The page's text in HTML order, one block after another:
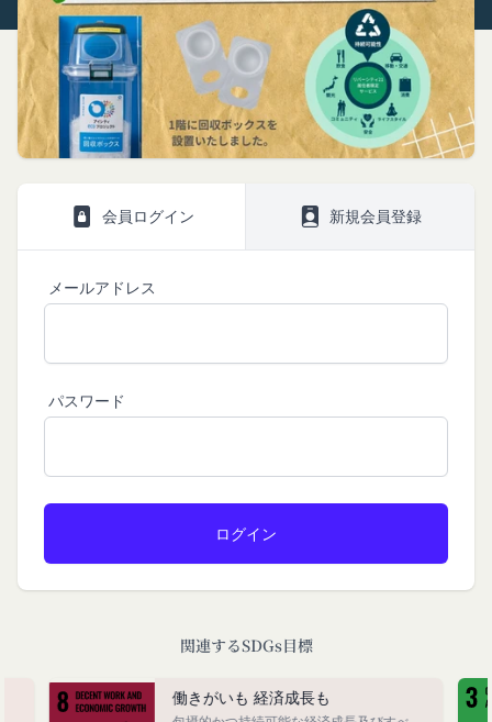
会員ログイン 新規会員登録
メールアドレス
パスワード
関連するSDGs目標
働きがいも 経済成長も
プライバシーポリシー
は、当社が運営する各サービスにおいて、個人情報
の保護に関する法律、その他関連する法令等を遵守
かりした情報を取り扱い、正確性および機密性の保
当社が取得する情報および取得方法
お客様から直接取得する情報
氏名、生年月日、性別、職業等プロフィールに関す
アカウントへのアクセス者の本人確認に必要なパス
入力フォームその他当社が定める方法を通じてお客
様が入力または送信する情報
利用規約
サイトサービス（以下「本サービス」といいま
す。）のご利用規約（以下「本規約」といいま
本サービスをご利用される方は、ご登録される前に
第1条（定義）
本規約において、次の各号に掲げる用語の意義は、
当該各号に定めるところによるものとします。
当社が提供するコミュニティポータルサイト及び連
携により利用できるすべてのサービスをいいます。
方をいいます。
本利用規約に基づき、契約者が本サービスの利用を
す。なお、利用者は契約者の事業のために本サービ
Amazonギフト券
会員情報に登録されているメールアドレス宛にギフ
ト券番号を贈ります。
ギフト券を適用する方法:
ギフト券番号を入力し、